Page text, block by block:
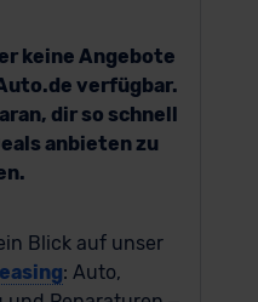
keine Angebote
verfügbar.
dir so schnell
anbieten zu
Blick auf unser
: Auto,